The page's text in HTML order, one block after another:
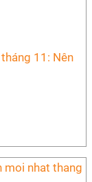
11: Nên